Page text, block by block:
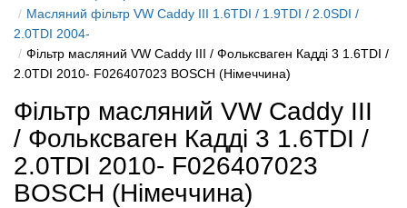
Масляний фільтр VW Caddy III 1.6TDI / 1.9TDI / 2.0SDI /
2.0TDI 2004-
Фільтр масляний VW Caddy III / Фольксваген Кадді 3 1.6TDI /
2.0TDI 2010- F026407023 BOSCH (Німеччина)
Фільтр масляний VW Caddy III
/ Фольксваген Кадді 3 1.6TDI /
2.0TDI 2010- F026407023
BOSCH (Німеччина)